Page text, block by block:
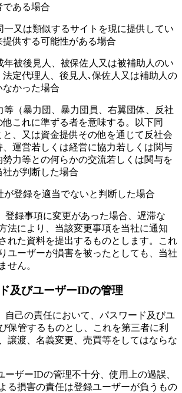
である場合
一又は類似するサイトを現に提供してい
提供する可能性がある場合
年被後見人、被保佐人又は被補助人のい
定代理人、後見人､保佐人又は補助人の
なかった場合
等（暴力団、暴力団員、右翼団体、反社
これに準ずる者を意味する。以下同
と、又は資金提供その他を通じて反社会
、運営若しくは経営に協力若しくは関与
力等との何らかの交流若しくは関与を
が判断した場合
が登録を適当でないと判断した場合
登録事項に変更があった場合、遅滞な
法により、当該変更事項を当社に通知
れた資料を提出するものとします。これ
ユーザーが損害を被ったとしても、当社
せん。
及びユーザーIDの管理
自己の責任において、パスワード及びユ
保管するものとし、これを第三者に利
譲渡、名義変更、売買等をしてはならな
ーザーIDの管理不十分、使用上の過誤、
る損害の責任は登録ユーザーが負うもの